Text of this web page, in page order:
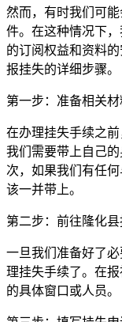
然而，有时我们可
件。在这种情况下
的订阅权益和资料
报挂失的详细步骤。
第一步：准备相关材
在办理挂失手续之
我们需要带上自己
次，如果我们有任
该一并带上。
第二步：前往隆化县
一旦我们准备好了
理挂失手续了。在
的具体窗口或人员。